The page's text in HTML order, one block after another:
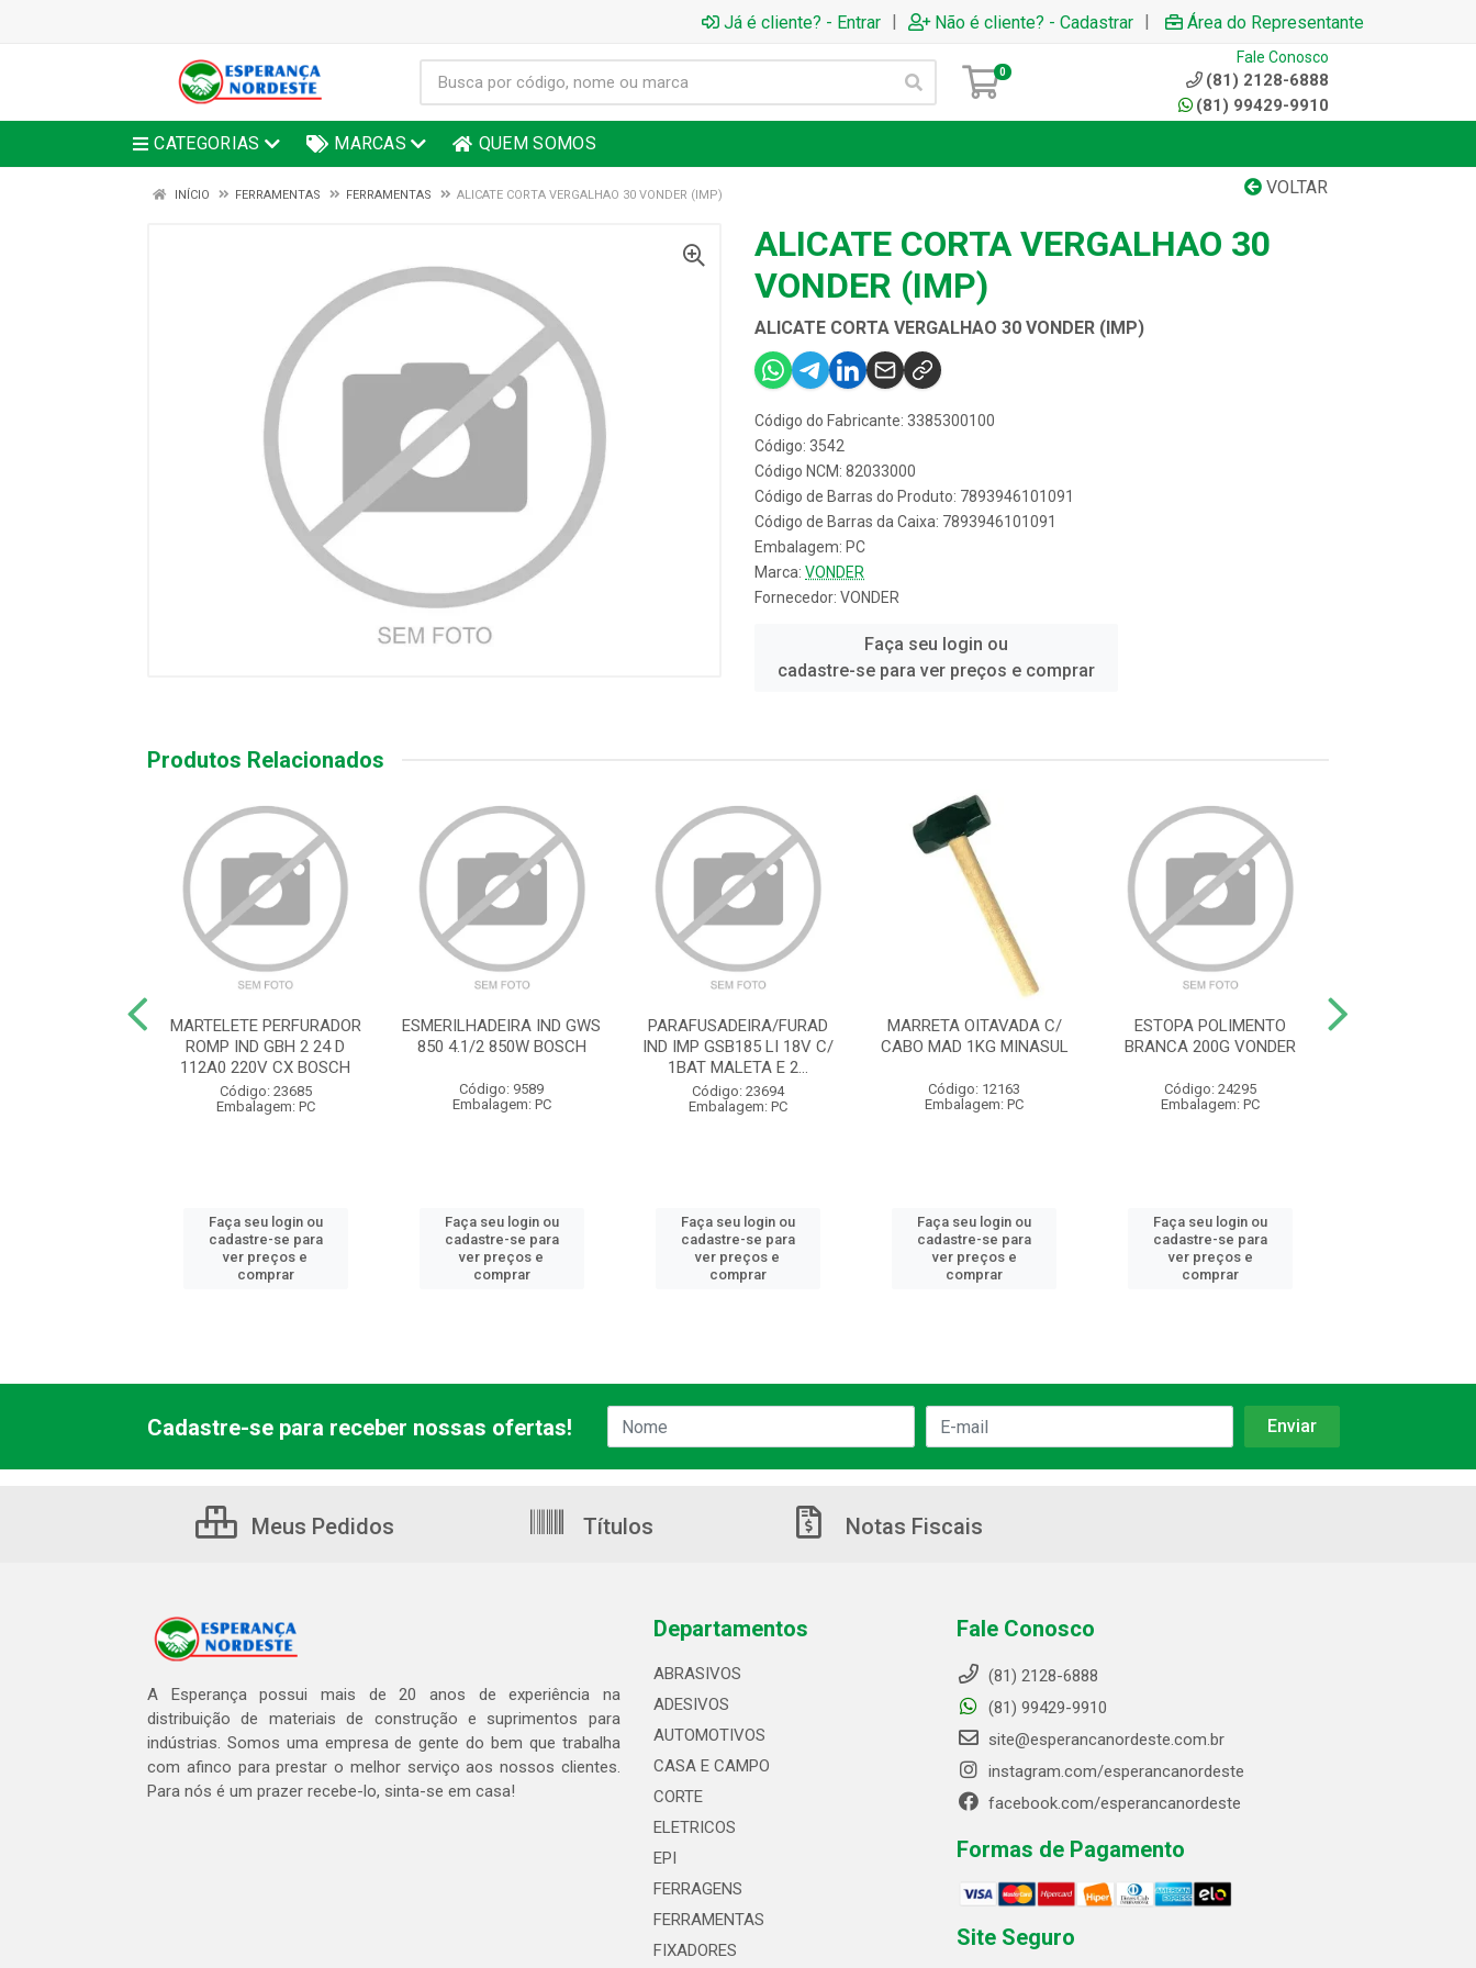
Já é cliente? - Entrar | Não é cliente? - Cadastrar | Área do Representante
0
Fale Conosco
(81) 2128-6888
(81) 99429-9910
CATEGORIAS MARCAS QUEM SOMOS
VOLTAR
INÍCIO FERRAMENTAS FERRAMENTAS ALICATE CORTA VERGALHAO 30 VONDER (IMP)
ALICATE CORTA VERGALHAO 30
VONDER (IMP)
ALICATE CORTA VERGALHAO 30 VONDER (IMP)
Código do Fabricante: 3385300100
Código: 3542
Código NCM: 82033000
Código de Barras do Produto: 7893946101091
Código de Barras da Caixa: 7893946101091
Embalagem: PC
Marca: VONDER
Fornecedor: VONDER
Faça seu login ou
cadastre-se para ver preços e comprar
Produtos Relacionados
MARTELETE PERFURADOR
ROMP IND GBH 2 24 D
112A0 220V CX BOSCH
Código: 23685
Embalagem: PC
Faça seu login ou
cadastre-se para
ver preços e
comprar
ESMERILHADEIRA IND GWS
850 4.1/2 850W BOSCH
Código: 9589
Embalagem: PC
Faça seu login ou
cadastre-se para
ver preços e
comprar
PARAFUSADEIRA/FURAD
IND IMP GSB185 LI 18V C/
1BAT MALETA E 2...
Código: 23694
Embalagem: PC
Faça seu login ou
cadastre-se para
ver preços e
comprar
MARRETA OITAVADA C/
CABO MAD 1KG MINASUL
Código: 12163
Embalagem: PC
Faça seu login ou
cadastre-se para
ver preços e
comprar
ESTOPA POLIMENTO
BRANCA 200G VONDER
Código: 24295
Embalagem: PC
Faça seu login ou
cadastre-se para
ver preços e
comprar
Cadastre-se para receber nossas ofertas!
Meus Pedidos Títulos Notas Fiscais
A Esperança possui mais de 20 anos de experiência na
distribuição de materiais de construção e suprimentos para
indústrias. Somos uma empresa de gente do bem que trabalha
com afinco para prestar o melhor serviço aos nossos clientes.
Para nós é um prazer recebe-lo, sinta-se em casa!
Departamentos
ABRASIVOS
ADESIVOS
AUTOMOTIVOS
CASA E CAMPO
CORTE
ELETRICOS
EPI
FERRAGENS
FERRAMENTAS
FIXADORES
Fale Conosco
(81) 2128-6888
(81) 99429-9910
site@esperancanordeste.com.br
instagram.com/esperancanordeste
facebook.com/esperancanordeste
Formas de Pagamento
Site Seguro